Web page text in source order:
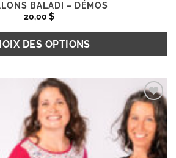
BALADI – DÉMOS
20,00 $
DES OPTIONS
Ajouter
à la
wishlist